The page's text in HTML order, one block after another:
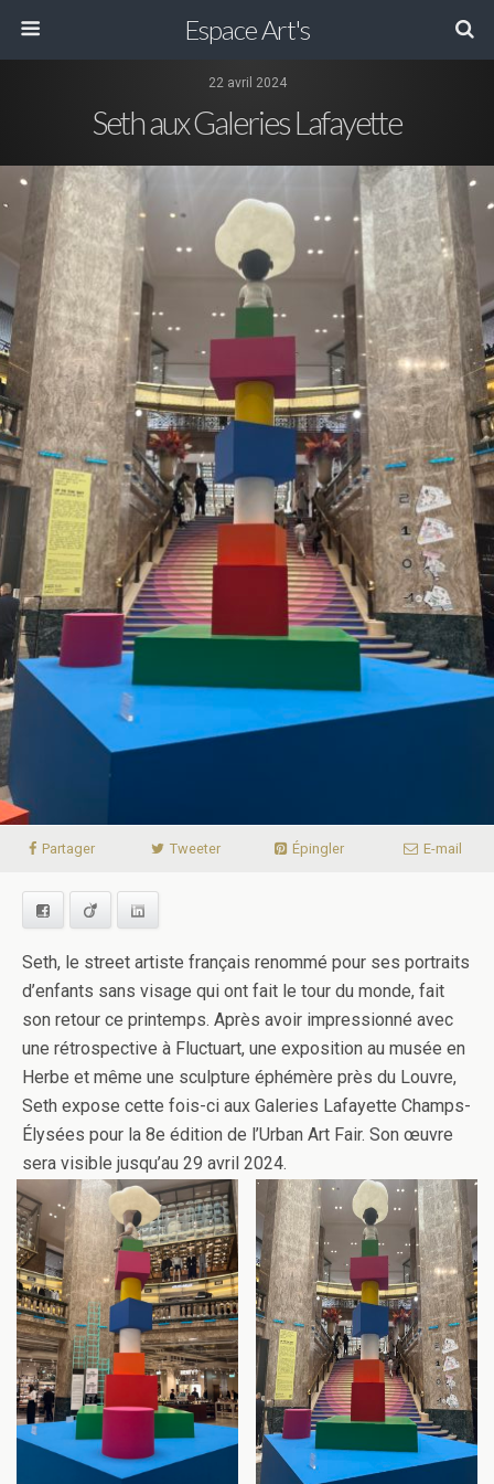
Espace Art's
22 avril 2024
Seth aux Galeries Lafayette
Partager Tweeter Épingler E-mail
Facebook Viadeo
Seth, le street artiste français renommé pour ses portraits
d’enfants sans visage qui ont fait le tour du monde, fait
son retour ce printemps. Après avoir impressionné avec
une rétrospective à Fluctuart, une exposition au musée en
Herbe et même une sculpture éphémère près du Louvre,
Seth expose cette fois-ci aux Galeries Lafayette Champs-
Élysées pour la 8e édition de l’Urban Art Fair. Son œuvre
sera visible jusqu’au 29 avril 2024.